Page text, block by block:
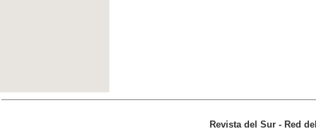
Revista del Sur - Red